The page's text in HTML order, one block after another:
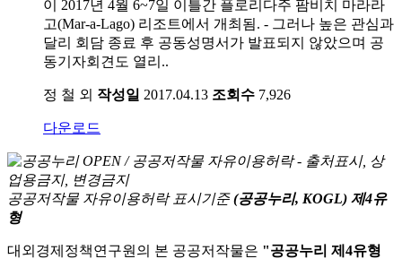
이 2017년 4월 6~7일 이틀간 플로리다주 팜비치 마라라
고(Mar-a-Lago) 리조트에서 개최됨. - 그러나 높은 관심과
달리 회담 종료 후 공동성명서가 발표되지 않았으며 공
동기자회견도 열리..
정 철 외 작성일 2017.04.13 조회수 7,926
다운로드
공공저작물 자유이용허락 표시기준 (공공누리, KOGL) 제4유
형
대외경제정책연구원의 본 공공저작물은 "공공누리 제4유형